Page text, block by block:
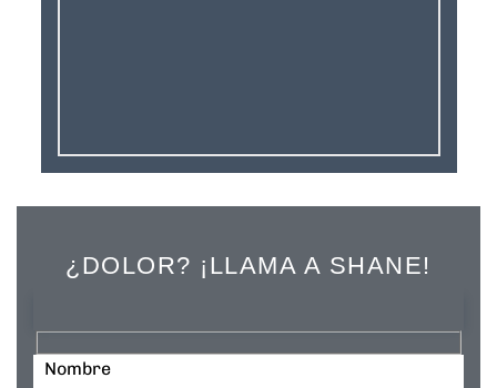
¿DOLOR? ¡LLAMA A SHANE!
Nombre